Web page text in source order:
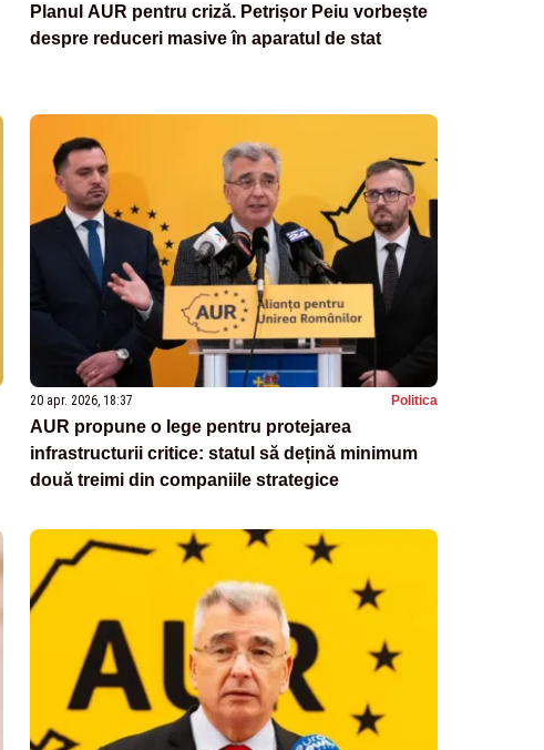
Planul AUR pentru criză. Petrișor Peiu vorbește
despre reduceri masive în aparatul de stat
20 apr. 2026, 18:37 Politica
AUR propune o lege pentru protejarea
infrastructurii critice: statul să dețină minimum
două treimi din companiile strategice